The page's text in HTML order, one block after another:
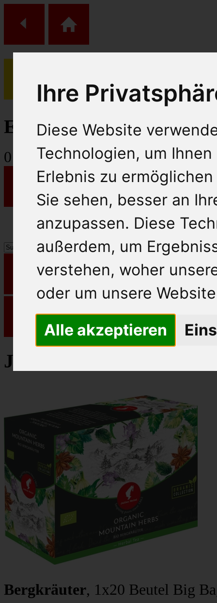
Ihre
Diese Website
Technologien, um
Erlebnis zu
Sie sehen, besser an
anzupassen. Diese
außerdem, um
verstehen, woher
oder um unsere
Alle akzeptieren
(0)
Einkaufs Wagen
0 Artikel
Julius Meinl Kräutertee
Bergkräuter, 1x20 Beutel Big